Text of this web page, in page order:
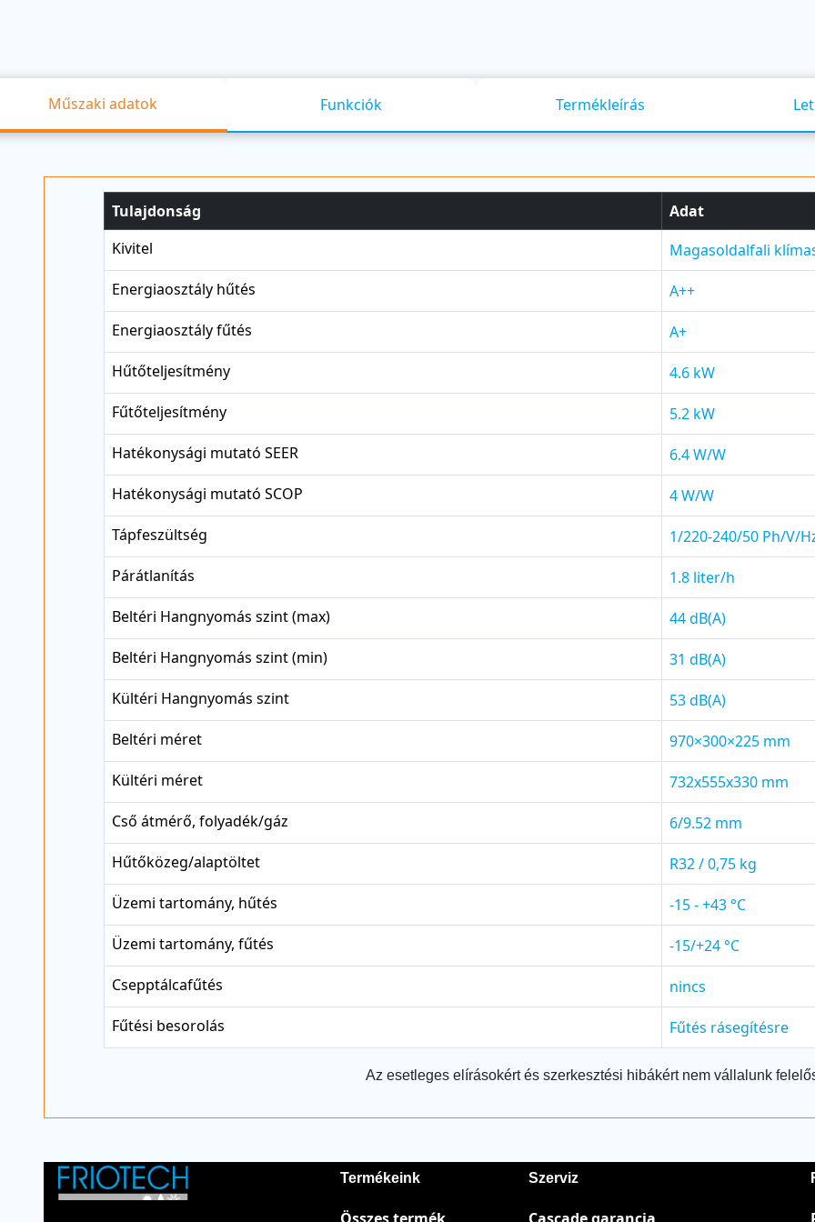
Műszaki adatok Funkciók Termékleírás
Tulajdonság
Adat
Kivitel
Magasoldalfali
Energiaosztály hűtés
A++
Energiaosztály fűtés
A+
Hűtőteljesítmény
4.6 kW
Fűtőteljesítmény
5.2 kW
Hatékonysági mutató SEER
6.4 W/W
Hatékonysági mutató SCOP
4 W/W
Tápfeszültség
1/220-240/50 Ph/V/
Párátlanítás
1.8 liter/h
Beltéri Hangnyomás szint (max)
44 dB(A)
Beltéri Hangnyomás szint (min)
31 dB(A)
Kültéri Hangnyomás szint
53 dB(A)
Beltéri méret
970×300×225 mm
Kültéri méret
732x555x330 mm
Cső átmérő, folyadék/gáz
6/9.52 mm
Hűtőközeg/alaptöltet
R32 / 0,75 kg
Üzemi tartomány, hűtés
-15 - +43 °C
Üzemi tartomány, fűtés
-15/+24 °C
Csepptálcafűtés
nincs
Fűtési besorolás
Fűtés rásegítésre
Az esetleges elírásokért és szerkesztési hibákért nem vállalunk
Termékeink Szerviz